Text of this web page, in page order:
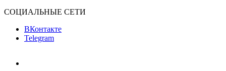
СОЦИАЛЬНЫЕ СЕТИ
ВКонтакте
Telegram